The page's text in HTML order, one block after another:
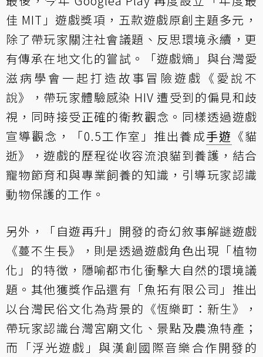
佳 MIT」遊戲獎項，五款遊戲原創主題多元，
除了帶玩家關注社會議題、反思環境永續，更
有傳承在地文化的嘗試。「遊戲熵」與台灣愛
滋病學會一起打造故事冒險遊戲《愛說不
說》，帶玩家體驗感染 HIV 遭受到的偏見和歧
視，同時接受正確的衛教觀念。同樣透過遊戲
宣導觀念，「0.5工作室」推出養成手遊 《貓
逝》，遊戲的歷程從收容流浪貓到養護，結合
寵物節育和與專業飼養的知識，引導玩家認識
動物保護的工作。
另外，「自遊再升」開發的奇幻敘事解謎遊戲
《蔓不生長》，則是透過遊戲角色出現「植物
化」的特徵，隱喻都市化衝擊大自然的環境議
題。其他獲獎作品還有「魚拓有限公司」推出
以台灣民俗文化為背景的《恆樂町：新生》，
帶玩家認識台灣宮廟文化、景點及農漁特產；
而「浮光遊戲」與漢創國際音樂合作開發的